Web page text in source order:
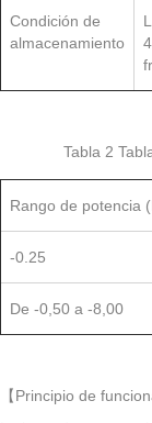
Condición de
almacenamiento
Tabla 2
Rango de potencia
-0.25
De -0,50 a -8,00
【Principio de